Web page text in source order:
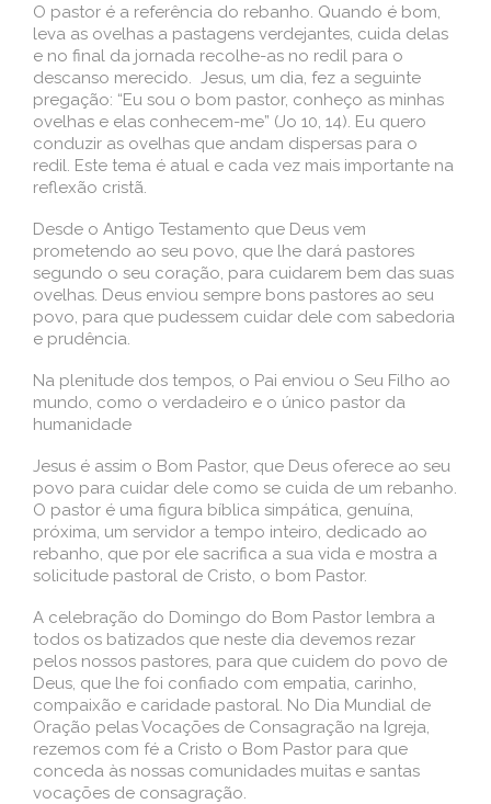
O pastor é a referência do rebanho. Quando é bom,
leva as ovelhas a pastagens verdejantes, cuida delas
e no final da jornada recolhe-as no redil para o
descanso merecido. Jesus, um dia, fez a seguinte
pregação: “Eu sou o bom pastor, conheço as minhas
ovelhas e elas conhecem-me” (Jo 10, 14). Eu quero
conduzir as ovelhas que andam dispersas para o
redil. Este tema é atual e cada vez mais importante na
reflexão cristã.
Desde o Antigo Testamento que Deus vem
prometendo ao seu povo, que lhe dará pastores
segundo o seu coração, para cuidarem bem das suas
ovelhas. Deus enviou sempre bons pastores ao seu
povo, para que pudessem cuidar dele com sabedoria
e prudência.
Na plenitude dos tempos, o Pai enviou o Seu Filho ao
mundo, como o verdadeiro e o único pastor da
humanidade
Jesus é assim o Bom Pastor, que Deus oferece ao seu
povo para cuidar dele como se cuida de um rebanho.
O pastor é uma figura bíblica simpática, genuína,
próxima, um servidor a tempo inteiro, dedicado ao
rebanho, que por ele sacrifica a sua vida e mostra a
solicitude pastoral de Cristo, o bom Pastor.
A celebração do Domingo do Bom Pastor lembra a
todos os batizados que neste dia devemos rezar
pelos nossos pastores, para que cuidem do povo de
Deus, que lhe foi confiado com empatia, carinho,
compaixão e caridade pastoral. No Dia Mundial de
Oração pelas Vocações de Consagração na Igreja,
rezemos com fé a Cristo o Bom Pastor para que
conceda às nossas comunidades muitas e santas
vocações de consagração.